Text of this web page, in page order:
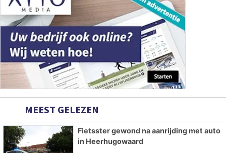
MEEST GELEZEN
Fietsster gewond na aanrijding met auto
in Heerhugowaard